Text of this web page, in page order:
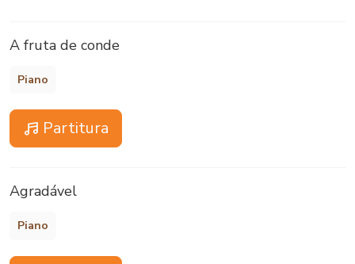
A fruta de conde
Piano
Partitura
Agradável
Piano